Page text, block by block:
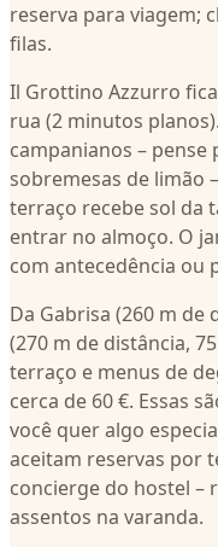
reserva para viagem;
filas.
Il Grottino Azzurro
rua (2 minutos
campanianos – pense
sobremesas de limão
terraço recebe sol da
entrar no almoço. O
com antecedência ou
Da Gabrisa (260 m de
(270 m de distância,
terraço e menus de
cerca de 60 €. Essas
você quer algo
aceitam reservas por
concierge do hostel –
assentos na varanda.